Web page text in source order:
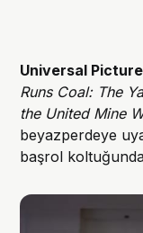
Universal
Runs Coal: The
the United Mine
beyazperdeye
başrol